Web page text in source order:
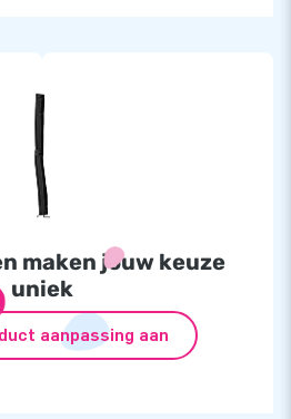
maken jouw keuze
uniek
aanpassing aan